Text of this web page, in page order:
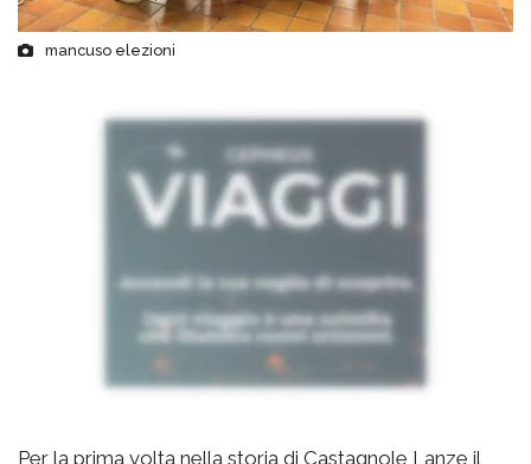
mancuso elezioni
Per la prima volta nella storia di Castagnole Lanze il